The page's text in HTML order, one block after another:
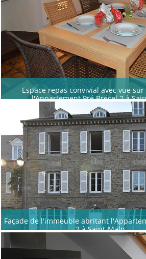
Espace repas convivial avec vue
l'Appartement Pré Brécel 2 à
Façade de l'immeuble abritant
2 à Saint-Malo